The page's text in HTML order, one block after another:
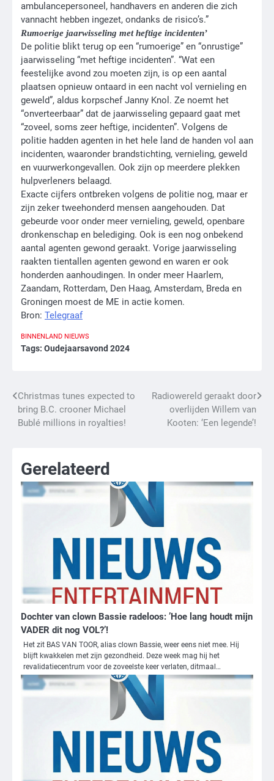
ambulancepersoneel, handhavers en anderen die zich
vannacht hebben ingezet, ondanks de risico’s.”
Rumoerige jaarwisseling met heftige incidenten’
De politie blikt terug op een “rumoerige” en “onrustige”
jaarwisseling “met heftige incidenten”. “Wat een
feestelijke avond zou moeten zijn, is op een aantal
plaatsen opnieuw ontaard in een nacht vol vernieling en
geweld”, aldus korpschef Janny Knol. Ze noemt het
“onverteerbaar” dat de jaarwisseling gepaard gaat met
“zoveel, soms zeer heftige, incidenten”. Volgens de
politie hadden agenten in het hele land de handen vol aan
incidenten, waaronder brandstichting, vernieling, geweld
en vuurwerkongevallen. Ook zijn op meerdere plekken
hulpverleners belaagd.
Exacte cijfers ontbreken volgens de politie nog, maar er
zijn zeker tweehonderd mensen aangehouden. Dat
gebeurde voor onder meer vernieling, geweld, openbare
dronkenschap en belediging. Ook is een nog onbekend
aantal agenten gewond geraakt. Vorige jaarwisseling
raakten tientallen agenten gewond en waren er ook
honderden aanhoudingen. In onder meer Haarlem,
Zaandam, Rotterdam, Den Haag, Amsterdam, Breda en
Groningen moest de ME in actie komen.
Bron: Telegraaf
BINNENLAND NIEUWS
Tags: Oudejaarsavond 2024
Bericht
navigatie
Christmas tunes expected to
bring B.C. crooner Michael
Bublé millions in royalties!
Radiowereld geraakt door
overlijden Willem van
Kooten: ‘Een legende’!
Gerelateerd
Dochter van clown Bassie radeloos: ’Hoe lang houdt mijn
VADER dit nog VOL?’!
Het zit BAS VAN TOOR, alias clown Bassie, weer eens niet mee. Hij
blijft kwakkelen met zijn gezondheid. Deze week mag hij het
revalidatiecentrum voor de zoveelste keer verlaten, ditmaal…